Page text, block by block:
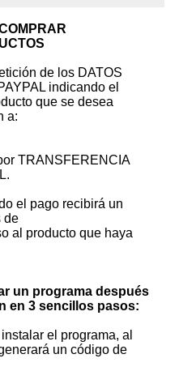
de los DATOS
indicando el
que se desea
a:
TRANSFERENCIA
el pago recibirá un
de
al producto que haya
un programa después
en 3 sencillos pasos:
el programa, al
un código de